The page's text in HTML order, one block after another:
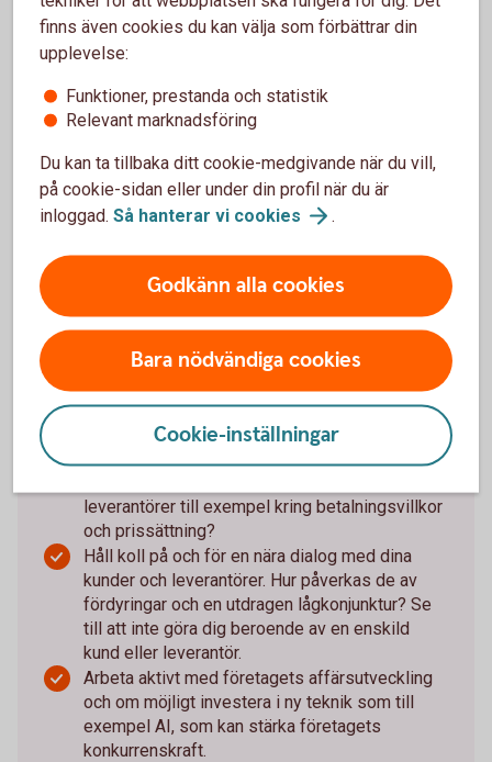
verksamhet i en föränderlig
värld:
Se till att hålla koll på företagets kassaflöde –
likviditetsbudget så att du får klart för dig om,
och i så fall när, du riskerar att få
likviditetsproblem.
finns, för att klara sämre tider och oförutsedda
Stresstesta företagets ekonomi. Vad händer
om lågkonjunkturen biter sig fast? Hur påverkas
ni av leveransstörningar och prishöjningar på
Se över företagets kostnader. Vilka
besparingar går att göra? Kan du hitta andra,
mer kostnadseffektiva lösningar? Vad finns det
leverantörer till exempel kring betalningsvillkor
och prissättning?
Håll koll på och för en nära dialog med dina
kunder och leverantörer. Hur påverkas de av
fördyringar och en utdragen lågkonjunktur? Se
till att inte göra dig beroende av en enskild
kund eller leverantör.
Arbeta aktivt med företagets affärsutveckling
och om möjligt investera i ny teknik som till
exempel AI, som kan stärka företagets
konkurrenskraft.
finns även cookies du kan välja som förbättrar din
upplevelse:
Funktioner, prestanda och statistik
Relevant marknadsföring
Du kan ta tillbaka ditt cookie-medgivande när du vill,
på cookie-sidan eller under din profil när du är
inloggad. Så hanterar vi cookies .
Godkänn alla cookies
Bara nödvändiga cookies
Cookie-inställningar